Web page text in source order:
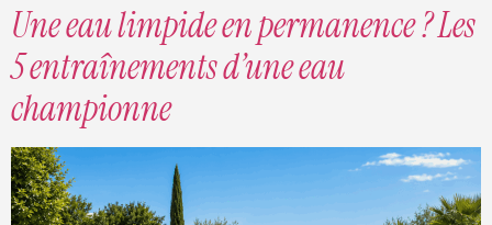
Une eau limpide en permanence ? Les
5 entraînements d’une eau
championne